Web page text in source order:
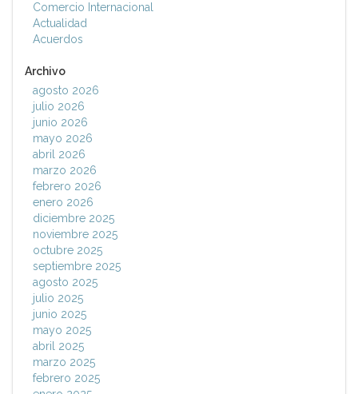
Comercio Internacional
Actualidad
Acuerdos
Archivo
agosto 2026
julio 2026
junio 2026
mayo 2026
abril 2026
marzo 2026
febrero 2026
enero 2026
diciembre 2025
noviembre 2025
octubre 2025
septiembre 2025
agosto 2025
julio 2025
junio 2025
mayo 2025
abril 2025
marzo 2025
febrero 2025